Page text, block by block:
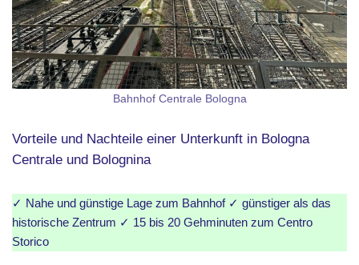
Bahnhof Centrale Bologna
Vorteile und Nachteile einer Unterkunft in Bologna
Centrale und Bolognina
✓ Nahe und günstige Lage zum Bahnhof ✓ günstiger als das
historische Zentrum ✓ 15 bis 20 Gehminuten zum Centro
Storico